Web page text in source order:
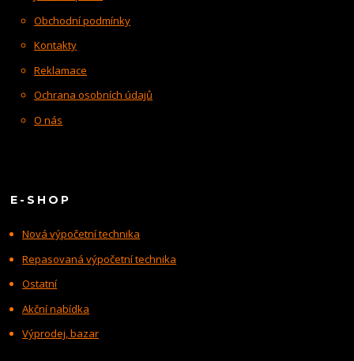
Obchodní podmínky
Kontakty
Reklamace
Ochrana osobních údajů
O nás
E-SHOP
Nová výpočetní technika
Repasovaná výpočetní technika
Ostatní
Akční nabídka
Výprodej, bazar